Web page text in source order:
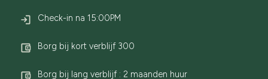
Check-in na 15:00PM
Borg bij kort verblijf 300
Borg bij lang verblijf : 2 maanden huur